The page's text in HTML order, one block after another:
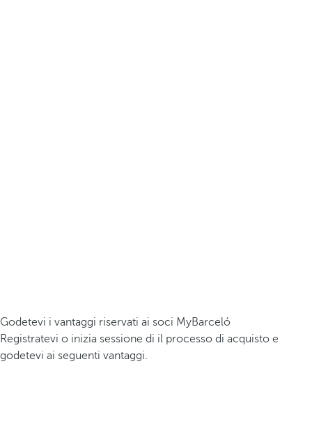
Godetevi i vantaggi riservati ai soci MyBarceló
Registratevi o inizia sessione di il processo di acquisto e
godetevi ai seguenti vantaggi.